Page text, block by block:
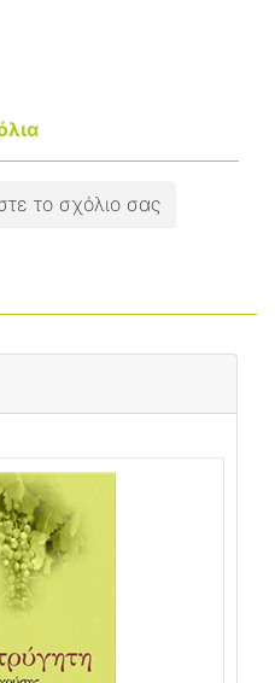
το σχόλιο σας